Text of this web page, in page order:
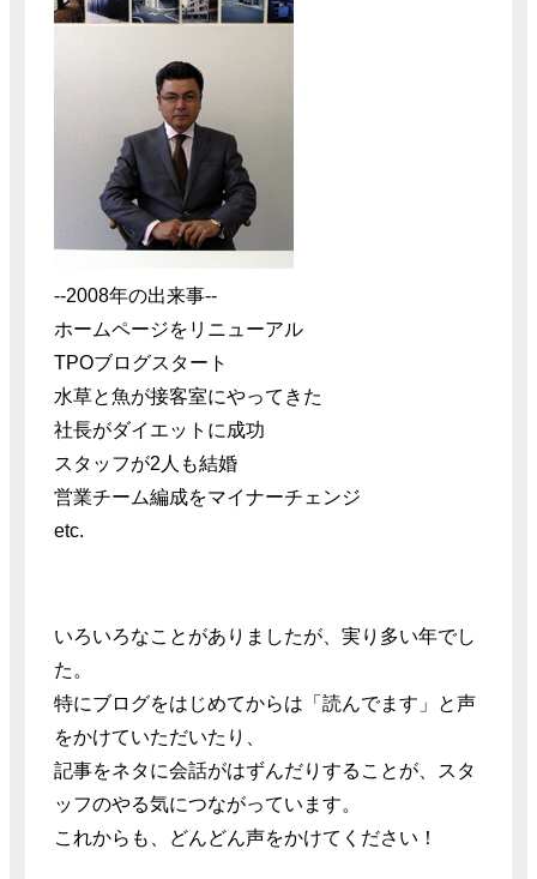
--2008年の出来事--
ホームページをリニューアル
TPOブログスタート
水草と魚が接客室にやってきた
社長がダイエットに成功
スタッフが2人も結婚
営業チーム編成をマイナーチェンジ
etc.
いろいろなことがありましたが、実り多い年でし
た。
特にブログをはじめてからは「読んでます」と声
をかけていただいたり、
記事をネタに会話がはずんだりすることが、スタ
ッフのやる気につながっています。
これからも、どんどん声をかけてください！